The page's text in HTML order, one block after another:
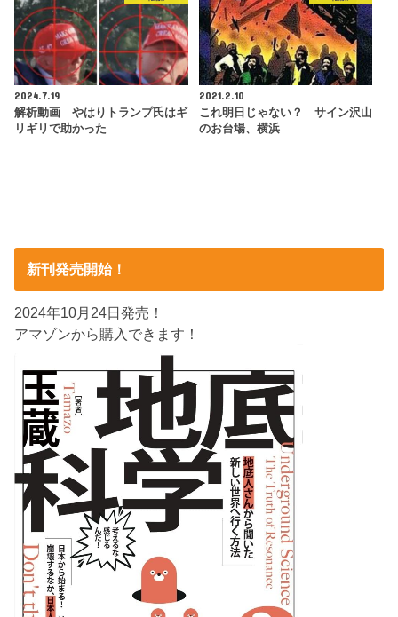
2024.7.19
解析動画 やはりトランプ氏はギ
リギリで助かった
2021.2.10
これ明日じゃない？ サイン沢山
のお台場、横浜
新刊発売開始！
2024年10月24日発売！
アマゾンから購入できます！